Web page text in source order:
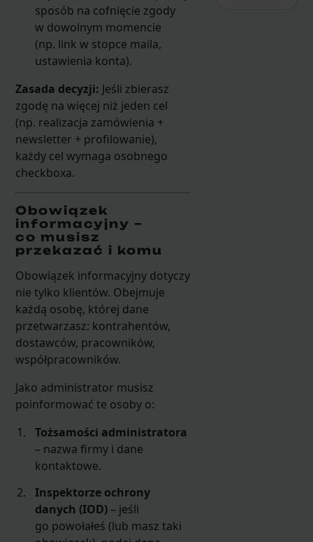
sposób na cofnięcie zgody
w dowolnym momencie
(np. link w stopce maila,
ustawienia konta).
Zasada decyzji: Jeśli zbierasz
zgodę na więcej niż jeden cel
(np. realizacja zamówienia +
newsletter + profilowanie),
każdy cel wymaga osobnego
checkboxa.
Obowiązek
informacyjny –
co musisz
przekazać i komu
Obowiązek informacyjny dotyczy
nie tylko klientów. Obejmuje
każdą osobę, której dane
przetwarzasz: kontrahentów,
dostawców, pracowników,
współpracowników.
Jako administrator musisz
poinformować te osoby o:
Tożsamości administratora
– nazwa firmy i dane
kontaktowe.
Inspektorze ochrony
danych (IOD) – jeśli
go powołałeś (lub masz taki